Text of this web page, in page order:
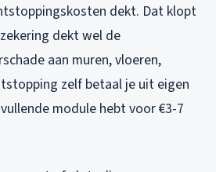
dekt. Dat klopt
dekt wel de
aan muren, vloeren,
zelf betaal je uit eigen
module hebt voor €3-7